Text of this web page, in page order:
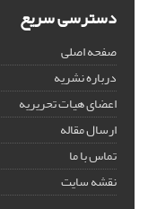
دسترسی سریع
صفحه اصلی
درباره نشریه
اعضای هیات تحریریه
ارسال مقاله
تماس با ما
نقشه سایت